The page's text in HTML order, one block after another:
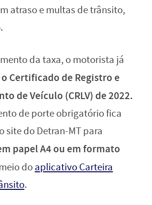
atraso e multas de trânsito,
da taxa, o motorista já
Certificado de Registro e
de Veículo (CRLV) de 2022.
de porte obrigatório fica
site do Detran-MT para
papel A4 ou em formato
doaplicativo Carteira
.